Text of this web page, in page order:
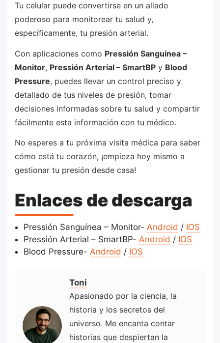
Tu celular puede convertirse en un aliado
poderoso para monitorear tu salud y,
específicamente, tu presión arterial.
Con aplicaciones como Pressión Sanguínea –
Monitor, Pressión Arterial – SmartBP y Blood
Pressure, puedes llevar un control preciso y
detallado de tus niveles de presión, tomar
decisiones informadas sobre tu salud y compartir
fácilmente esta información con tu médico.
No esperes a tu próxima visita médica para saber
cómo está tu corazón, ¡empieza hoy mismo a
gestionar tu presión desde casa!
Enlaces de descarga
Pressión Sanguínea – Monitor- Android / IOS
Pressión Arterial – SmartBP- Android / IOS
Blood Pressure- Android / IOS
Toni
Apasionado por la ciencia, la
historia y los secretos del
universo. Me encanta contar
historias que despiertan la